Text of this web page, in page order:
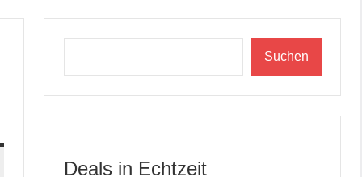
Suchen
Deals in Echtzeit